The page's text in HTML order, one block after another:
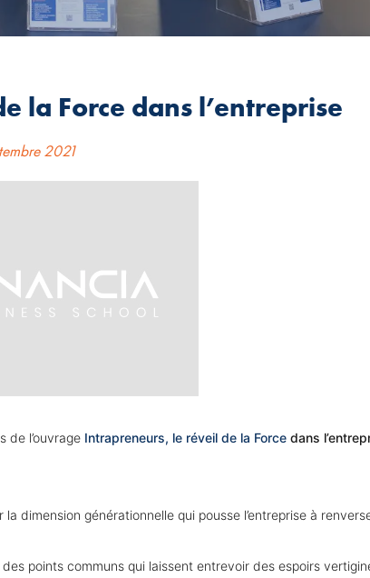
la Force dans l’entreprise
2021
de l’ouvrage Intrapreneurs, le réveil de la Force dans
dimension générationnelle qui pousse l’entreprise à
points communs qui laissent entrevoir des espoirs